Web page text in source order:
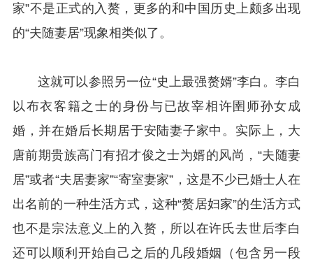
家”不是正式的入赘，更多的和中国历史上颇多出现
的“夫随妻居”现象相类似了。
这就可以参照另一位“史上最强赘婿”李白。李白
以布衣客籍之士的身份与已故宰相许圉师孙女成
婚，并在婚后长期居于安陆妻子家中。实际上，大
唐前期贵族高门有招才俊之士为婿的风尚，“夫随妻
居”或者“夫居妻家”“寄室妻家”，这是不少已婚士人在
出名前的一种生活方式，这种“赘居妇家”的生活方式
也不是宗法意义上的入赘，所以在许氏去世后李白
还可以顺利开始自己之后的几段婚姻（包含另一段